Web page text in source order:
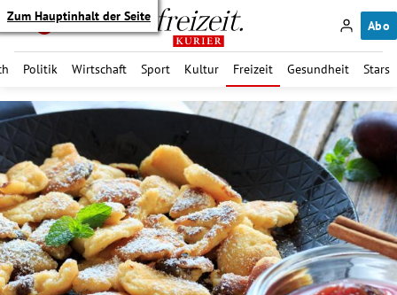
Zum Hauptinhalt der Seite
Abo
Politik Wirtschaft Sport Kultur Freizeit Gesundheit Stars